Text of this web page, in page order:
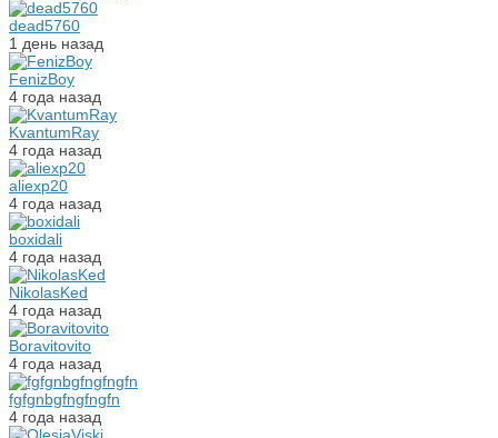
dead5760
1 день назад
FenizBoy
4 года назад
KvantumRay
4 года назад
aliexp20
4 года назад
boxidali
4 года назад
NikolasKed
4 года назад
Boravitovito
4 года назад
fgfgnbgfngfngfn
4 года назад